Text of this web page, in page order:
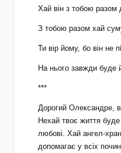
Хай він з тобою разом
З тобою разом хай
Ти вір йому, бо він не
На нього завжди буде
***
Дорогий Олександре,
Нехай твоє життя буде
любові. Хай ангел-
допомагає у всіх